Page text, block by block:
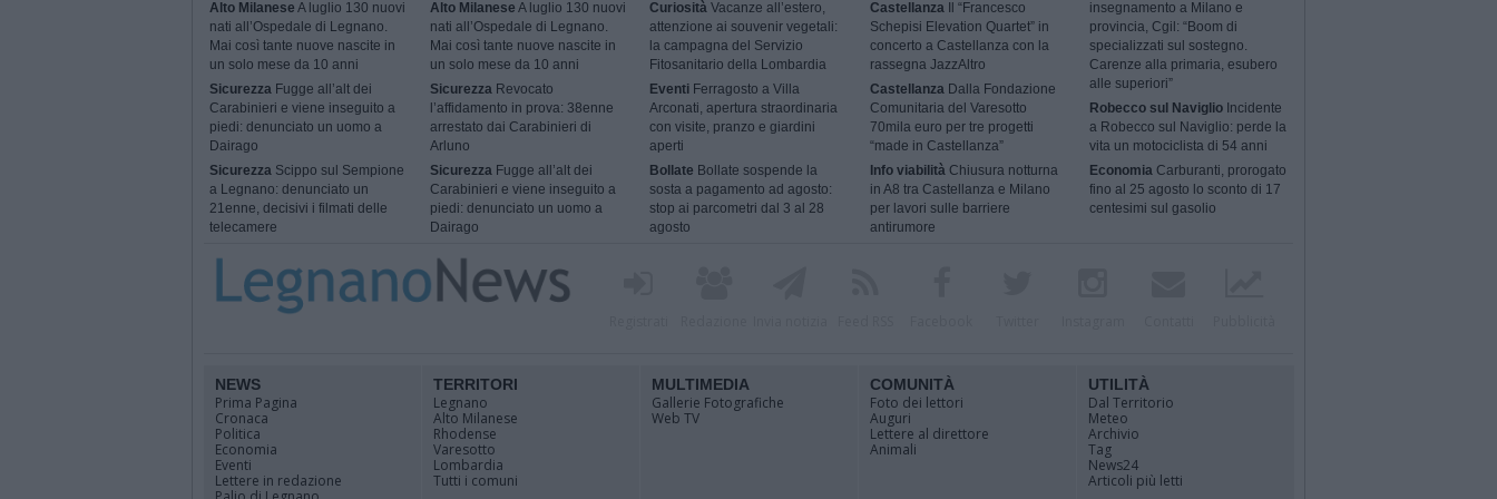
Alto Milanese A luglio 130 nuovi
nati all’Ospedale di Legnano.
Mai così tante nuove nascite in
un solo mese da 10 anni
Sicurezza Fugge all’alt dei
Carabinieri e viene inseguito a
piedi: denunciato un uomo a
Dairago
Sicurezza Scippo sul Sempione
a Legnano: denunciato un
21enne, decisivi i filmati delle
telecamere
Alto Milanese A luglio 130 nuovi
nati all’Ospedale di Legnano.
Mai così tante nuove nascite in
un solo mese da 10 anni
SicurezzaRevocato
l’affidamento in prova: 38enne
arrestato dai Carabinieri di
Arluno
SicurezzaFugge all’alt dei
Carabinieri e viene inseguito a
piedi: denunciato un uomo a
Dairago
Curiosità Vacanze all’estero,
attenzione ai souvenir vegetali:
la campagna del Servizio
Fitosanitario della Lombardia
Eventi Ferragosto a Villa
Arconati, apertura straordinaria
con visite, pranzo e giardini
aperti
Bollate Bollate sospende la
sosta a pagamento ad agosto:
stop ai parcometri dal 3 al 28
agosto
CastellanzaIl “Francesco
Schepisi Elevation Quartet” in
concerto a Castellanza con la
rassegna JazzAltro
CastellanzaDalla Fondazione
Comunitaria del Varesotto
70mila euro per tre progetti
“made in Castellanza”
Info viabilitàChiusura notturna
in A8 tra Castellanza e Milano
per lavori sulle barriere
antirumore
insegnamento a Milano e
provincia, Cgil: “Boom di
specializzati sul sostegno.
Carenze alla primaria, esubero
alle superiori”
Robecco sul Naviglio Incidente
a Robecco sul Naviglio: perde la
vita un motociclista di 54 anni
Economia Carburanti, prorogato
fino al 25 agosto lo sconto di 17
centesimi sul gasolio
NEWS
Prima Pagina
Cronaca
Politica
Economia
Eventi
Lettere in redazione
TERRITORI
Legnano
Alto Milanese
Rhodense
Varesotto
Lombardia
Tutti i comuni
MULTIMEDIA
Gallerie Fotografiche
Web TV
COMUNITÀ
Foto dei lettori
Auguri
Lettere al direttore
Animali
UTILITÀ
Dal Territorio
Meteo
Archivio
Tag
News24
Articoli più letti